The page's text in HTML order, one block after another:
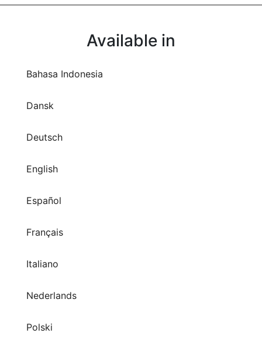
Available in
Bahasa Indonesia
Dansk
Deutsch
English
Español
Français
Italiano
Nederlands
Polski